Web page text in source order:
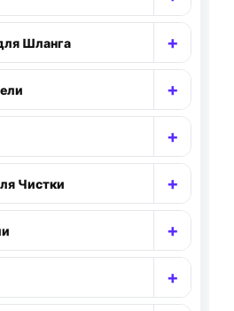
Шланга +
+
+
Чистки +
+
+